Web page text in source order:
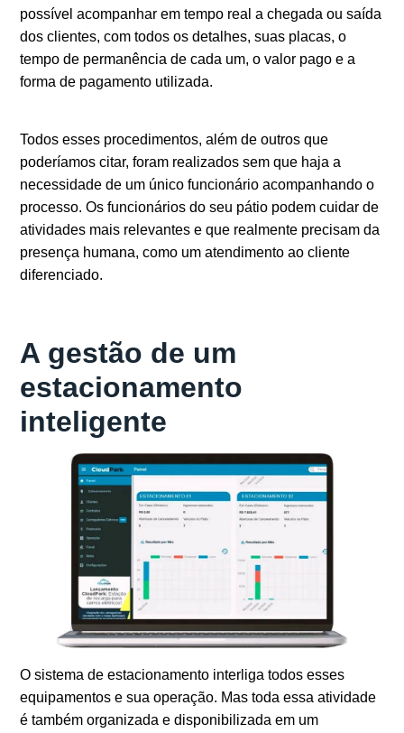
possível acompanhar em tempo real a chegada ou saída
dos clientes, com todos os detalhes, suas placas, o
tempo de permanência de cada um, o valor pago e a
forma de pagamento utilizada.
Todos esses procedimentos, além de outros que
poderíamos citar, foram realizados sem que haja a
necessidade de um único funcionário acompanhando o
processo. Os funcionários do seu pátio podem cuidar de
atividades mais relevantes e que realmente precisam da
presença humana, como um atendimento ao cliente
diferenciado.
A gestão de um
estacionamento
inteligente
O sistema de estacionamento interliga todos esses
equipamentos e sua operação. Mas toda essa atividade
é também organizada e disponibilizada em um